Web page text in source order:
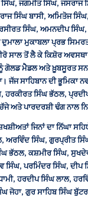
ਜਗਮੀਤ ਸਿੰਘ, ਜਸਰਾਜ
ਸਿੰਘ ਬਾਸੀ, ਅਮਿਤੋਜ
ਸਿੰਘ, ਅਮਨਦੀਪ
ਮੁਕਾਬਲਾ ਪ੍ਰਭ
ਸਾਲ ਤੋਂ ਲੈ ਕੇ ਕਿਸ਼ੋਰ
ਗੋਲਡ ਮੈਡਲ ਅਤੇ ਖ਼ੂਬਸੂਰਤ
ਜੱਜ ਸਾਹਿਬਾਨ ਦੀ ਭੂਮਿਕਾ
ਹਰਕੀਰਤ ਸਿੰਘ ਭੱਠਲ,
ਅਤੇ ਪਾਰਦਰਸ਼ੀ ਢੰਗ ਨਾਲ
ਜਿਨਾਂ ਦਾ ਨਿੱਘਾ
ਅਰਵਿੰਦ ਸਿੰਘ, ਗੁਰਪ੍ਰੀਤ
ਭੱਠਲ, ਕਸ਼ਮੀਰ ਸਿੰਘ,
ਸਿੰਘ, ਪਰਮਿੰਦਰ ਸਿੰਘ, ਦੀਪ
ਹਰਦੀਪ ਸਿੰਘ ਲਾਲ,
ਜੋਹਾ, ਗੁਰ ਸਾਹਿਬ ਸਿੰਘ